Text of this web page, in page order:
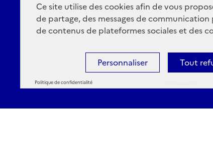
Ce site utilise des cookies afin de vous
de partage, des messages de communication
de contenus de plateformes sociales et des
Tout
Personnaliser
Politique de confidentialité